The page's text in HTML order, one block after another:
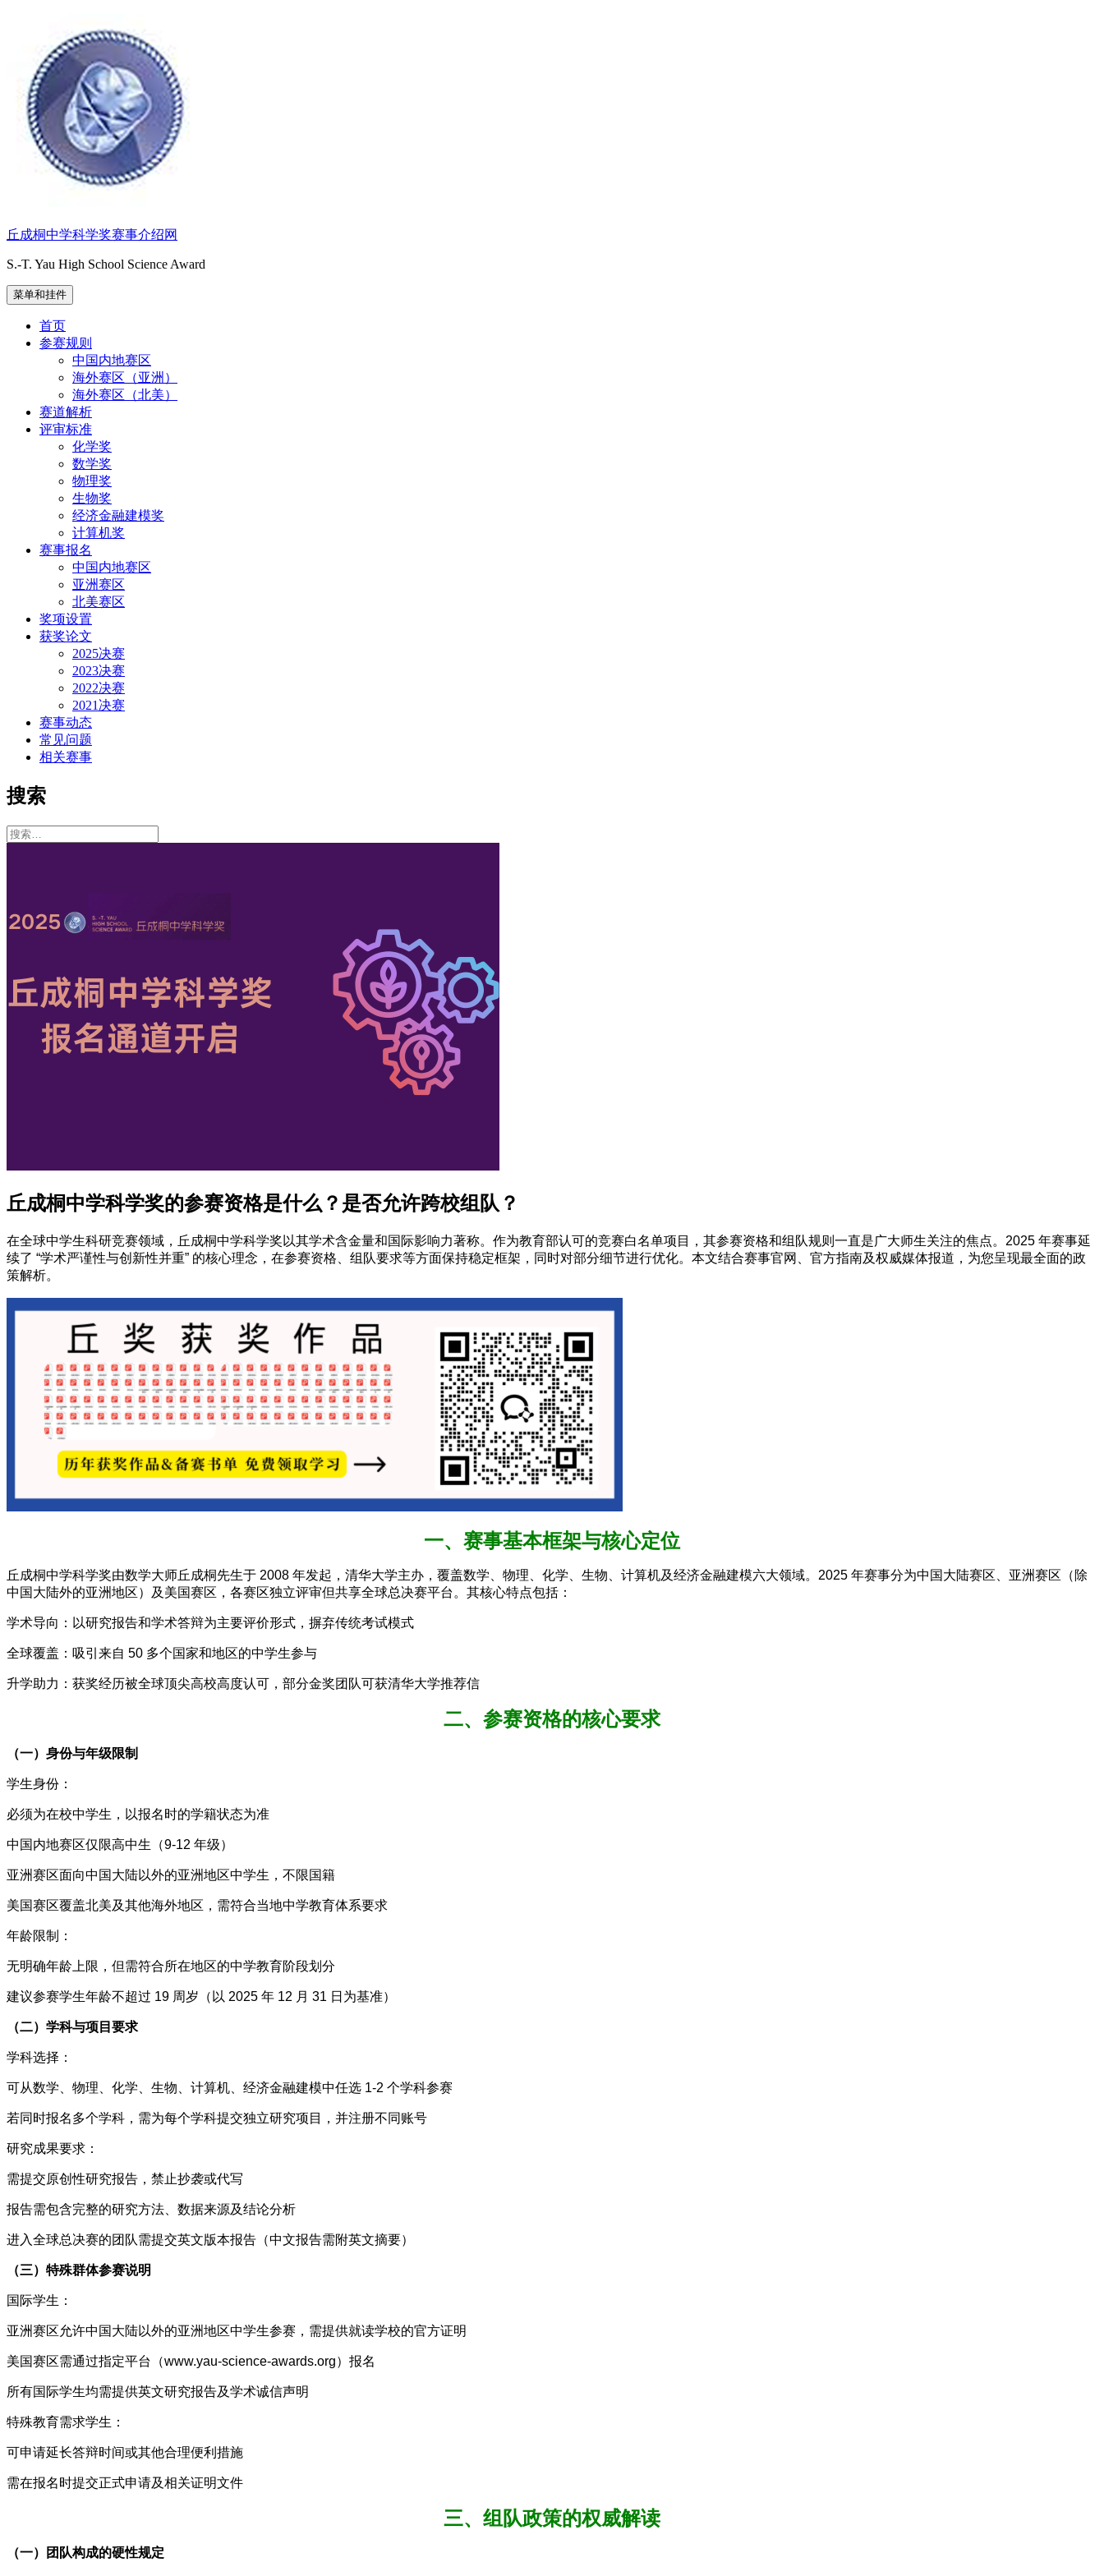
丘成桐中学科学奖赛事介绍网
S.-T. Yau High School Science Award
菜单和挂件
首页
参赛规则
中国内地赛区
海外赛区（亚洲）
海外赛区（北美）
赛道解析
评审标准
化学奖
数学奖
物理奖
生物奖
经济金融建模奖
计算机奖
赛事报名
中国内地赛区
亚洲赛区
北美赛区
奖项设置
获奖论文
2025决赛
2023决赛
2022决赛
2021决赛
赛事动态
常见问题
相关赛事
搜索
搜
丘成桐中学科学奖的参赛资格是什么？是否允许跨校组队？
在全球中学生科研竞赛领域，丘成桐中学科学奖以其学术含金量和国际影响力著称。作为教育部认可的竞赛白名单项目，其参赛资格和组队规则一直是广大师生关注的焦点。2025 年赛事延
续了 “学术严谨性与创新性并重” 的核心理念，在参赛资格、组队要求等方面保持稳定框架，同时对部分细节进行优化。本文结合赛事官网、官方指南及权威媒体报道，为您呈现最全面的政
策解析。
一、赛事基本框架与核心定位
丘成桐中学科学奖由数学大师丘成桐先生于 2008 年发起，清华大学主办，覆盖数学、物理、化学、生物、计算机及经济金融建模六大领域。2025 年赛事分为中国大陆赛区、亚洲赛区（除
中国大陆外的亚洲地区）及美国赛区，各赛区独立评审但共享全球总决赛平台。其核心特点包括：
学术导向：以研究报告和学术答辩为主要评价形式，摒弃传统考试模式
全球覆盖：吸引来自 50 多个国家和地区的中学生参与
升学助力：获奖经历被全球顶尖高校高度认可，部分金奖团队可获清华大学推荐信
二、参赛资格的核心要求
（一）身份与年级限制
学生身份：
必须为在校中学生，以报名时的学籍状态为准
中国内地赛区仅限高中生（9-12 年级）
亚洲赛区面向中国大陆以外的亚洲地区中学生，不限国籍
美国赛区覆盖北美及其他海外地区，需符合当地中学教育体系要求
年龄限制：
无明确年龄上限，但需符合所在地区的中学教育阶段划分
建议参赛学生年龄不超过 19 周岁（以 2025 年 12 月 31 日为基准）
（二）学科与项目要求
学科选择：
可从数学、物理、化学、生物、计算机、经济金融建模中任选 1-2 个学科参赛
若同时报名多个学科，需为每个学科提交独立研究项目，并注册不同账号
研究成果要求：
需提交原创性研究报告，禁止抄袭或代写
报告需包含完整的研究方法、数据来源及结论分析
进入全球总决赛的团队需提交英文版本报告（中文报告需附英文摘要）
（三）特殊群体参赛说明
国际学生：
亚洲赛区允许中国大陆以外的亚洲地区中学生参赛，需提供就读学校的官方证明
美国赛区需通过指定平台（www.yau-science-awards.org）报名
所有国际学生均需提供英文研究报告及学术诚信声明
特殊教育需求学生：
可申请延长答辩时间或其他合理便利措施
需在报名时提交正式申请及相关证明文件
三、组队政策的权威解读
（一）团队构成的硬性规定